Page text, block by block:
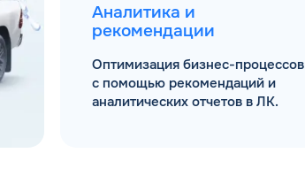
Аналитика и
рекомендации
Оптимизация бизнес-процессов
с помощью рекомендаций и
аналитических отчетов в ЛК.